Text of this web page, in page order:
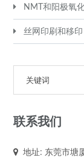
NMT和阳极氧
丝网印刷和移印
联系我们
地址: 东莞市塘